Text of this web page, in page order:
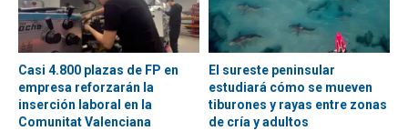
Casi 4.800 plazas de FP en
empresa reforzarán la
inserción laboral en la
Comunitat Valenciana
El sureste peninsular
estudiará cómo se mueven
tiburones y rayas entre zonas
de cría y adultos